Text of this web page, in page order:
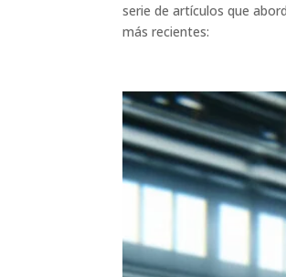
serie de artículos que
más recientes: